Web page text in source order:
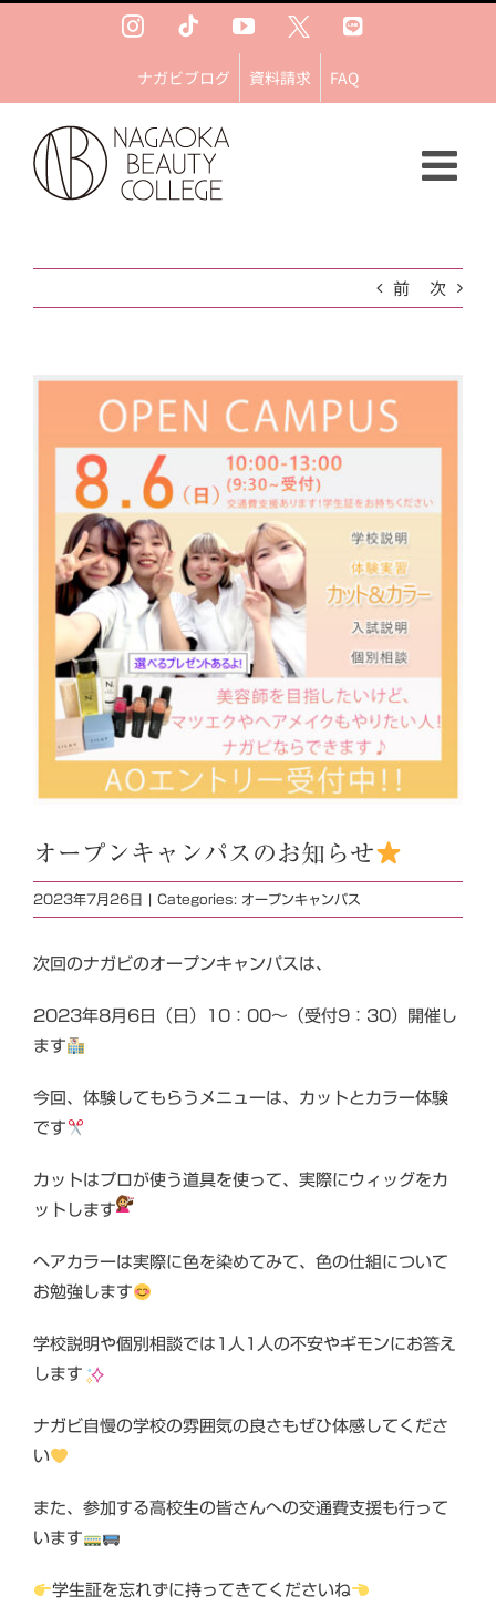
InstagramTiktokYouTube
Ｘ LINE
ナガビブログ 資料請求 FAQ
前 次
Image
オープンキャンパスのお知らせ
2023年7月26日 | Categories: オープンキャンパス
次回のナガビのオープンキャンパスは、
2023年8月6日（日）10：00～（受付9：30）開催し
ます
今回、体験してもらうメニューは、カットとカラー体験
です
カットはプロが使う道具を使って、実際にウィッグをカ
ットします
ヘアカラーは実際に色を染めてみて、色の仕組について
お勉強します
学校説明や個別相談では1人1人の不安やギモンにお答え
します
ナガビ自慢の学校の雰囲気の良さもぜひ体感してくださ
い
また、参加する高校生の皆さんへの交通費支援も行って
います
学生証を忘れずに持ってきてくださいね